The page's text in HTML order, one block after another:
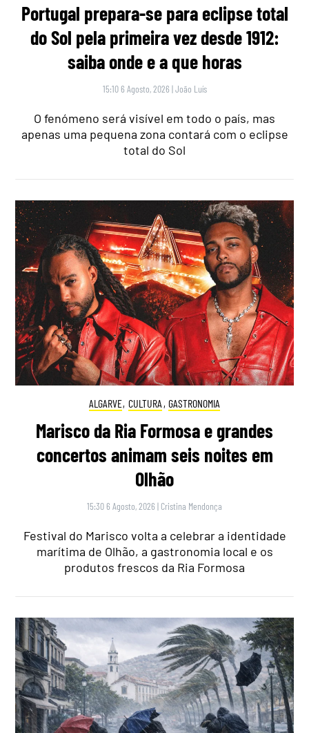
Portugal prepara-se para eclipse total
do Sol pela primeira vez desde 1912:
saiba onde e a que horas
15:10 6 Agosto, 2026 |João Luís
O fenómeno será visível em todo o país, mas
apenas uma pequena zona contará com o eclipse
total do Sol
ALGARVE, CULTURA , GASTRONOMIA
Marisco da Ria Formosa e grandes
concertos animam seis noites em
Olhão
15:30 6 Agosto, 2026 | Cristina Mendonça
Festival do Marisco volta a celebrar a identidade
marítima de Olhão, a gastronomia local e os
produtos frescos da Ria Formosa